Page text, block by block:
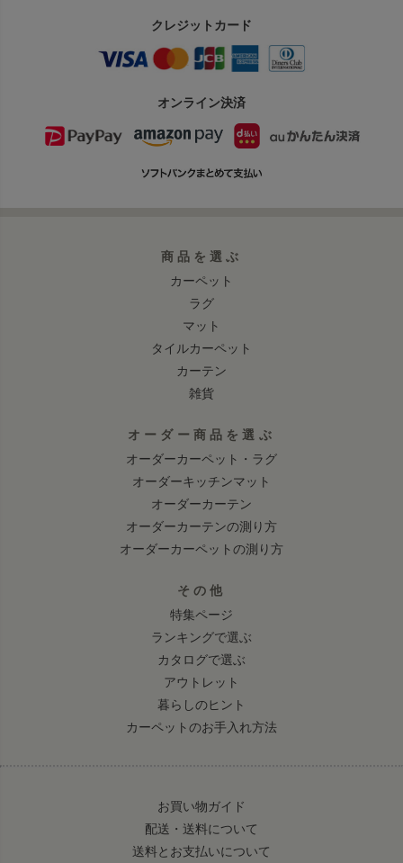
クレジットカード
オンライン決済
商品を選ぶ
カーペット
ラグ
マット
タイルカーペット
カーテン
雑貨
オーダー商品を選ぶ
オーダーカーペット・ラグ
オーダーキッチンマット
オーダーカーテン
オーダーカーテンの測り方
オーダーカーペットの測り方
その他
特集ページ
ランキングで選ぶ
カタログで選ぶ
アウトレット
暮らしのヒント
カーペットのお手入れ方法
お買い物ガイド
配送・送料について
送料とお支払いについて